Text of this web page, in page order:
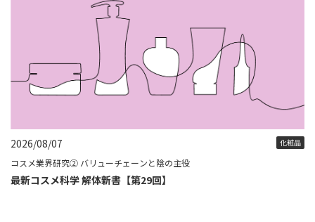
2026/08/07 化粧品
コスメ業界研究② バリューチェーンと陰の主役
最新コスメ科学 解体新書【第29回】